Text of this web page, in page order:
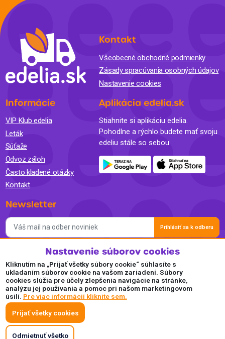
Kontakt
Všeobecné obchodné podmienky
Zásady spracúvania osobných údajov
Nastavenie cookies
Informácie
VIP Klub edelia
Leták
Súťaže
Odvoz záloh
Často kladené otázky
Kontakt
Aplikácia edelia.sk
Stiahnite si aplikáciu edelia.
Pohodlne a rýchlo budete mať svoju
edeliu stále so sebou.
Newsletter
Prihlásiť sa k odberu
Súhlasím so spracovaním osobných údajov a so zasielaním
newslettra na marketingové účely a oboznámil som sa so
Zásadami ochrany osobných údajov.
Akceptujeme
Plaťte pohodlne a bezpečne online.
Nastavenie súborov cookies
Kliknutím na „Prijať všetky súbory cookie“ súhlasíte s
ukladaním súborov cookie na vašom zariadení. Súbory
cookies slúžia pre účely zlepšenia navigácie na stránke,
analýzu jej používania a pomoc pri našom marketingovom
úsilí. Pre viac informácií kliknite sem.
Prijať všetky cookies
Odmietnuť všetko